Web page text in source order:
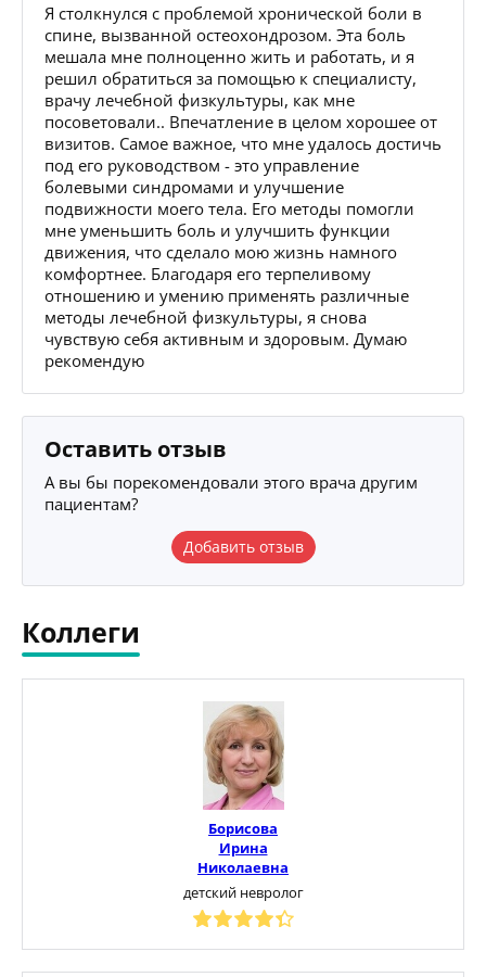
Я столкнулся с проблемой хронической боли в
спине, вызванной остеохондрозом. Эта боль
мешала мне полноценно жить и работать, и я
решил обратиться за помощью к специалисту,
врачу лечебной физкультуры, как мне
посоветовали.. Впечатление в целом хорошее от
визитов. Самое важное, что мне удалось достичь
под его руководством - это управление
болевыми синдромами и улучшение
подвижности моего тела. Его методы помогли
мне уменьшить боль и улучшить функции
движения, что сделало мою жизнь намного
комфортнее. Благодаря его терпеливому
отношению и умению применять различные
методы лечебной физкультуры, я снова
чувствую себя активным и здоровым. Думаю
рекомендую
Оставить отзыв
А вы бы порекомендовали этого врача другим
пациентам?
Добавить отзыв
Коллеги
Борисова
Ирина
Николаевна
детский невролог